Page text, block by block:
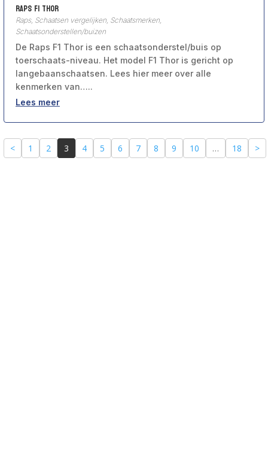
Raps F1 Thor
Raps, Schaatsen vergelijken Schaatsmerken
Schaatsonderstellen/buizen
De Raps F1 Thor is een schaatsonderstel/buis op
toerschaats-niveau. Het model F1 Thor is gericht op
langebaanschaatsen. Lees hier meer over alle
kenmerken van…..
Lees meer
< 1 2 3 4 5 6 7 8 9 10 … 18 >